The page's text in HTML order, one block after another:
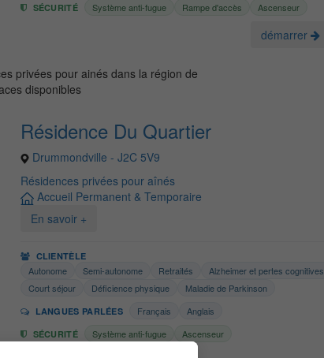
SÉCURITÉ Système anti-fugue Rampe d'accès Ascenseur
privées pour ainés dans la région de
disponibles
démarrer
Résidence Du Quartier
Drummondville - J2C 5V9
Résidences privées pour aînés
Accueil Permanent & Temporaire
En savoir +
CLIENTÈLE
Autonome Semi-autonome Retraités Alzheimer et pertes cognitives
Court séjour
Déficience physique Maladie de Parkinson
LANGUES PARLÉES Français Anglais
SÉCURITÉ Système anti-fugue Ascenseur